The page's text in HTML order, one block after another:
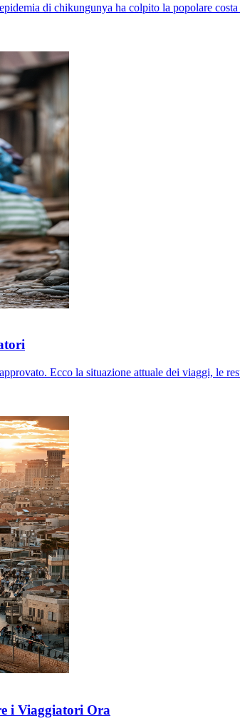
di chikungunya ha colpito la popolare
Ecco la situazione attuale dei viaggi, le
i Viaggiatori Ora